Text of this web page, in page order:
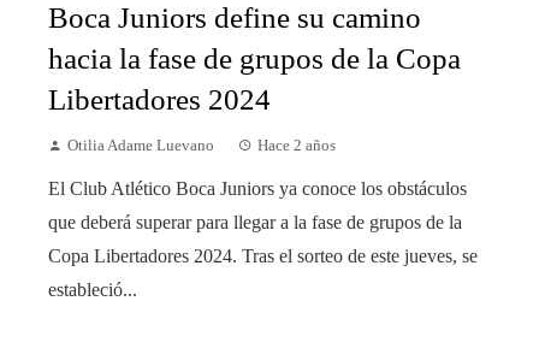
Boca Juniors define su camino
hacia la fase de grupos de la Copa
Libertadores 2024
Otilia Adame Luevano Hace 2 años
El Club Atlético Boca Juniors ya conoce los obstáculos
que deberá superar para llegar a la fase de grupos de la
Copa Libertadores 2024. Tras el sorteo de este jueves, se
estableció...